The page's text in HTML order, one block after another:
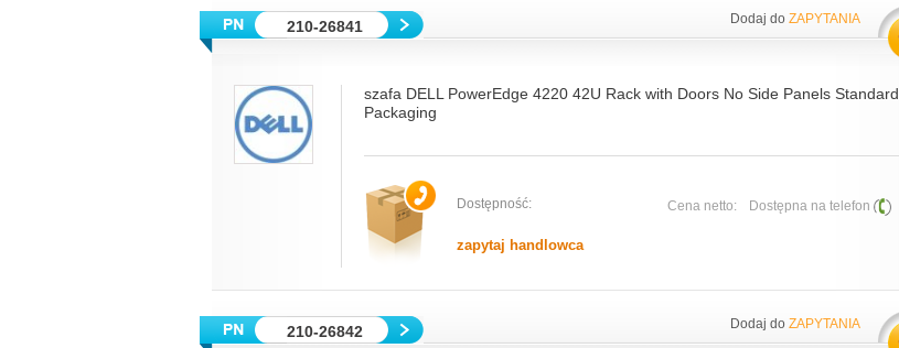
210-26841 Dodaj do ZAPYTANIA
szafa DELL PowerEdge 4220 42U Rack with Doors No Side Panels Standard
Packaging
Dostępność:
zapytaj handlowca
Cena netto: Dostępna na telefon
210-26842 Dodaj do ZAPYTANIA